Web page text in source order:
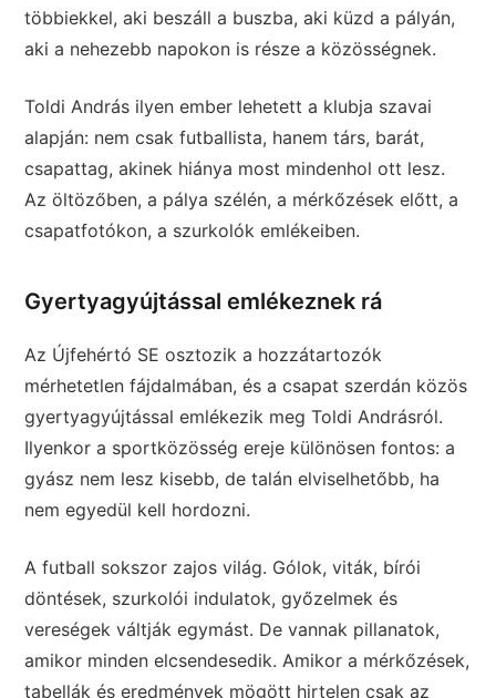
többiekkel, aki beszáll a buszba, aki küzd a pályán,
aki a nehezebb napokon is része a közösségnek.
Toldi András ilyen ember lehetett a klubja szavai
alapján: nem csak futballista, hanem társ, barát,
csapattag, akinek hiánya most mindenhol ott lesz.
Az öltözőben, a pálya szélén, a mérkőzések előtt, a
csapatfotókon, a szurkolók emlékeiben.
Gyertyagyújtással emlékeznek rá
Az Újfehértó SE osztozik a hozzátartozók
mérhetetlen fájdalmában, és a csapat szerdán közös
gyertyagyújtással emlékezik meg Toldi Andrásról.
Ilyenkor a sportközösség ereje különösen fontos: a
gyász nem lesz kisebb, de talán elviselhetőbb, ha
nem egyedül kell hordozni.
A futball sokszor zajos világ. Gólok, viták, bírói
döntések, szurkolói indulatok, győzelmek és
vereségek váltják egymást. De vannak pillanatok,
amikor minden elcsendesedik. Amikor a mérkőzések,
tabellák és eredmények mögött hirtelen csak az